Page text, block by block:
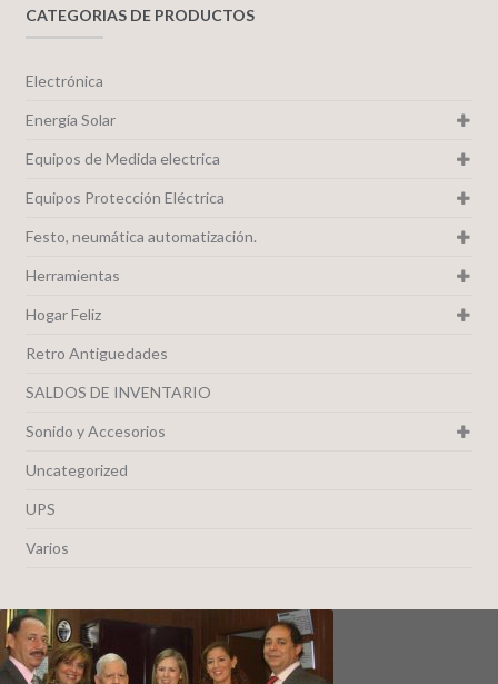
CATEGORIAS DE PRODUCTOS
Electrónica
Energía Solar
Equipos de Medida electrica
Equipos Protección Eléctrica
Festo, neumática automatización.
Herramientas
Hogar Feliz
Retro Antiguedades
SALDOS DE INVENTARIO
Sonido y Accesorios
Uncategorized
UPS
Varios